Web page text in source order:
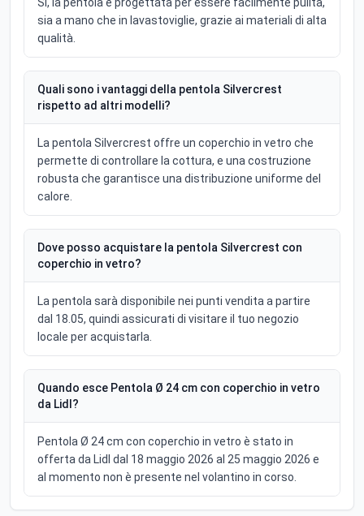
sia a mano che in lavastoviglie, grazie ai materiali di alta
qualità.
Quali sono i vantaggi della pentola Silvercrest
rispetto ad altri modelli?
La pentola Silvercrest offre un coperchio in vetro che
permette di controllare la cottura, e una costruzione
robusta che garantisce una distribuzione uniforme del
calore.
Dove posso acquistare la pentola Silvercrest con
coperchio in vetro?
La pentola sarà disponibile nei punti vendita a partire
dal 18.05, quindi assicurati di visitare il tuo negozio
locale per acquistarla.
Quando esce Pentola Ø 24 cm con coperchio in vetro
da Lidl?
Pentola Ø 24 cm con coperchio in vetro è stato in
offerta da Lidl dal 18 maggio 2026 al 25 maggio 2026 e
al momento non è presente nel volantino in corso.